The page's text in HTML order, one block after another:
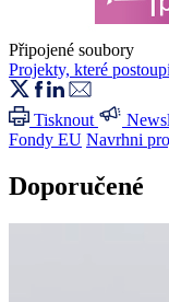
Připojené soubory
Projekty, které
Tisknout
Fondy EU Navrhni
Doporučené